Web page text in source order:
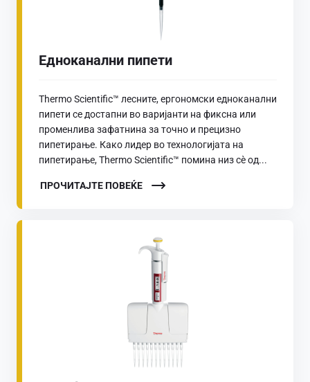
Еднoканални пипети
Thermo Scientific™ лесните, ергономски еднoканални
пипети се достапни во варијанти на фиксна или
променлива зафатнина за точно и прецизно
пипетирање. Како лидер во технологијата на
пипетирање, Thermo Scientific™ помина низ сè од...
ПРОЧИТАЈТЕ ПОВЕЌЕ